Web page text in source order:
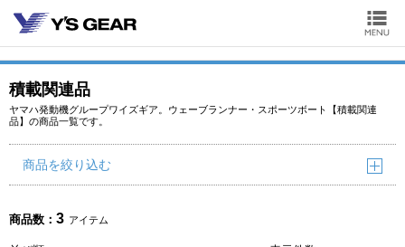
積載関連品
ヤマハ発動機グループワイズギア。ウェーブランナー・スポーツボート【積載関連
品】の商品一覧です。
商品を絞り込む
商品数： 3 アイテム